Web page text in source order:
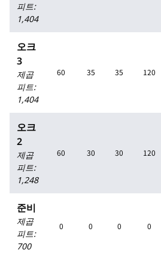
피트:
1,404
오크
3
제곱
피트:
1,404
60 35 35 120
오크
2
제곱
피트:
1,248
60 30 30 120
준비
제곱
피트:
700
0 0 0 0